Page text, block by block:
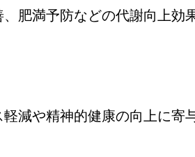
肥満予防などの代謝向上効
減や精神的健康の向上に寄